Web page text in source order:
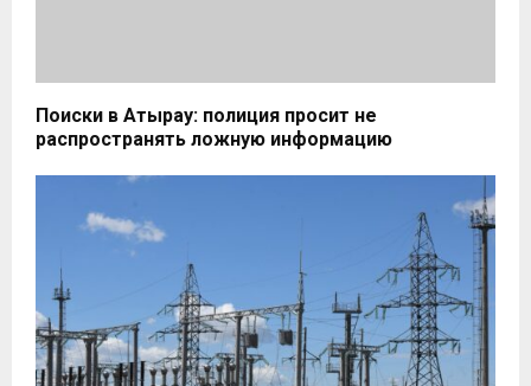
Поиски в Атырау: полиция просит не
распространять ложную информацию